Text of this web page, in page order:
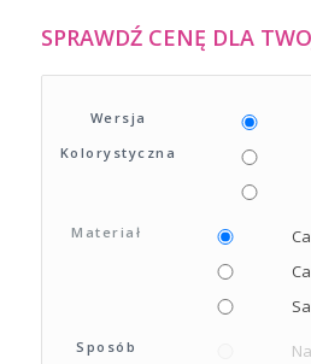
SPRAWDŹ CENĘ DLA
Wersja
Kolorystyczna
Materiał
Sposób